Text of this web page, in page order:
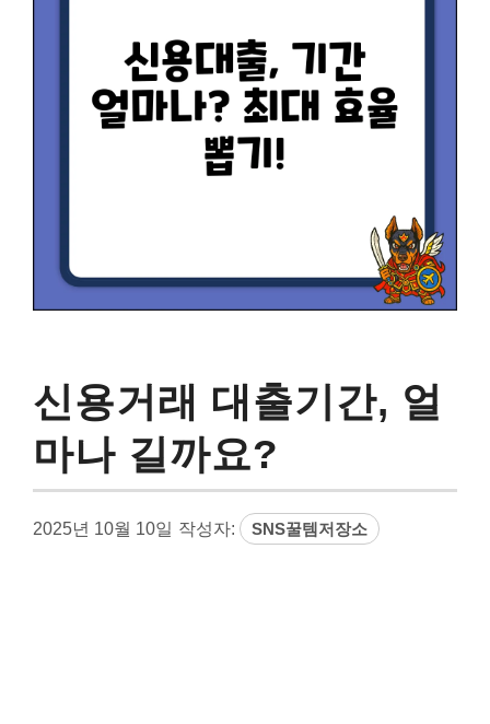
신용거래 대출기간, 얼
마나 길까요?
2025년 10월 10일 작성자: SNS꿀템저장소